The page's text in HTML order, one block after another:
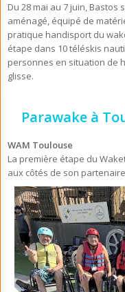
Du 28 mai au 7 juin, Bastos
aménagé, équipé de
pratique handisport du
étape dans 10 téléskis
personnes en situation de
glisse.
Parawake à
WAM Toulouse
La première étape du
aux côtés de son